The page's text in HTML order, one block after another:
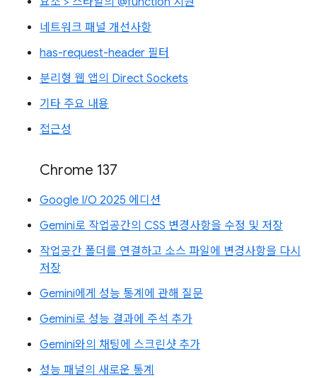
네트워크 패널 개선사항
has-request-header 필터
분리형 웹 앱의 Direct Sockets
기타 주요 내용
접근성
Chrome 137
Google I/O 2025 에디션
Gemini로 작업공간의 CSS 변경사항을 수정 및 저장
작업공간 폴더를 연결하고 소스 파일에 변경사항을 다시
저장
Gemini에게 성능 통계에 관해 질문
Gemini로 성능 결과에 주석 추가
Gemini와의 채팅에 스크린샷 추가
성능 패널의 새로운 통계